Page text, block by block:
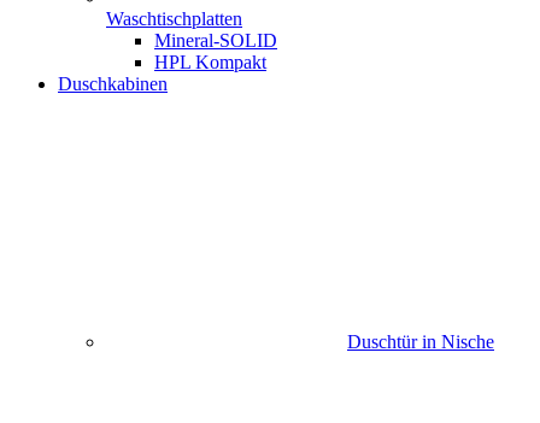
Waschtischplatten
Mineral-SOLID
HPL Kompakt
Duschkabinen
Duschtür in Nische